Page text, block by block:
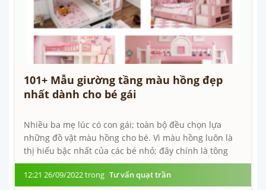
101+ Mẫu giường tầng màu hồng đẹp
nhất dành cho bé gái
Nhiều ba mẹ lúc có con gái; toàn bộ đều chọn lựa
những đồ vật màu hồng cho bé. Vì màu hồng luôn là
thị hiếu bậc nhất của các bé nhỏ; đây chính là tông
màu quốc dân tương...
12:21 26/09/2022 trong Tư vấn quạt trần